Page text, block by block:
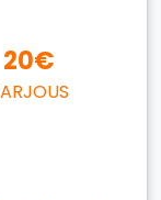
20€